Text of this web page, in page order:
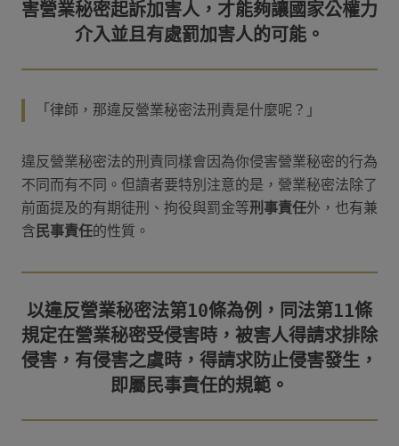
害營業秘密起訴加害人，才能夠讓國家公權力
「律師，那違反營業秘密法刑責是什麼呢？」
違反營業秘密法的刑責同樣會因為你侵害營業秘密的行為
不同而有不同。但讀者要特別注意的是，營業秘密法除了
前面提及的有期徒刑、拘役與罰金等刑事責任外，也有兼
含 民事責任的性質。
以違反營業秘密法第10條為例，同法第11條
規定在營業秘密受侵害時，被害人得請求排除
侵害，有侵害之虞時，得請求防止侵害發生，